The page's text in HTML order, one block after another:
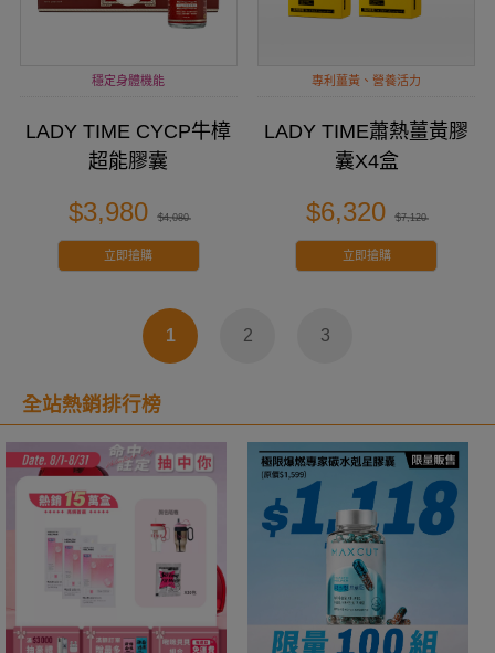
穩定身體機能
LADY TIME CYCP牛樟
超能膠囊
$3,980 $4,080
立即搶購
專利薑黃、營養活力
LADY TIME蕭熱薑黃膠
囊X4盒
$6,320 $7,120
立即搶購
1 2 3
全站熱銷排行榜